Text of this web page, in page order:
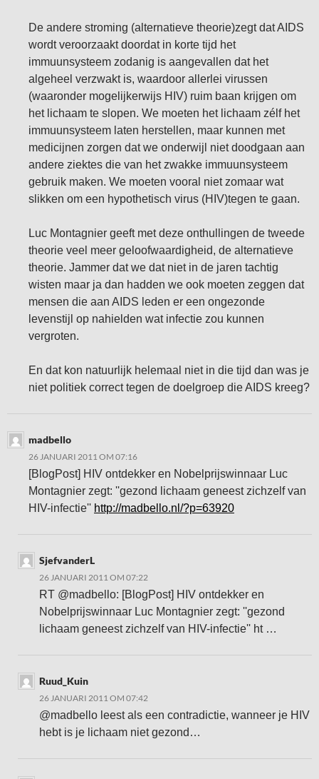
De andere stroming (alternatieve theorie)zegt dat AIDS
wordt veroorzaakt doordat in korte tijd het
immuunsysteem zodanig is aangevallen dat het
algeheel verzwakt is, waardoor allerlei virussen
(waaronder mogelijkerwijs HIV) ruim baan krijgen om
het lichaam te slopen. We moeten het lichaam zélf het
immuunsysteem laten herstellen, maar kunnen met
medicijnen zorgen dat we onderwijl niet doodgaan aan
andere ziektes die van het zwakke immuunsysteem
gebruik maken. We moeten vooral niet zomaar wat
slikken om een hypothetisch virus (HIV)tegen te gaan.
Luc Montagnier geeft met deze onthullingen de tweede
theorie veel meer geloofwaardigheid, de alternatieve
theorie. Jammer dat we dat niet in de jaren tachtig
wisten maar ja dan hadden we ook moeten zeggen dat
mensen die aan AIDS leden er een ongezonde
levenstijl op nahielden wat infectie zou kunnen
vergroten.
En dat kon natuurlijk helemaal niet in die tijd dan was je
niet politiek correct tegen de doelgroep die AIDS kreeg?
madbello
26 JANUARI 2011 OM 07:16
[BlogPost] HIV ontdekker en Nobelprijswinnaar Luc
Montagnier zegt: ''gezond lichaam geneest zichzelf van
HIV-infectie'' http://madbello.nl/?p=63920
SjefvanderL
26 JANUARI 2011 OM 07:22
RT @madbello: [BlogPost] HIV ontdekker en
Nobelprijswinnaar Luc Montagnier zegt: ''gezond
lichaam geneest zichzelf van HIV-infectie'' ht …
Ruud_Kuin
26 JANUARI 2011 OM 07:42
@madbello leest als een contradictie, wanneer je HIV
hebt is je lichaam niet gezond…